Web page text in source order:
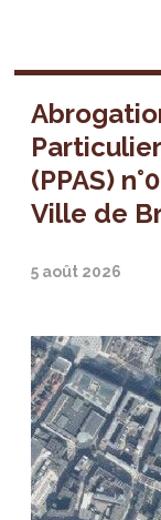
(PPAS)
Ville de
5 août 2026